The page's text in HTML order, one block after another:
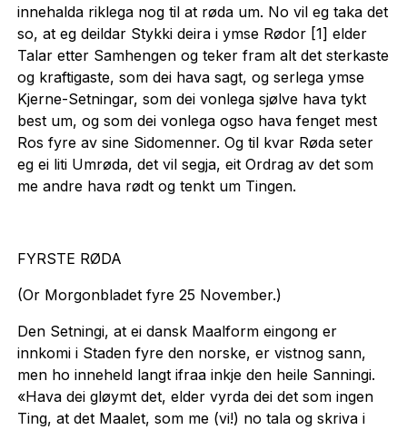
innehalda riklega nog til at røda um. No vil eg taka det
so, at eg deildar Stykki deira i ymse Rødor [1] elder
Talar etter Samhengen og teker fram alt det sterkaste
og kraftigaste, som dei hava sagt, og serlega ymse
Kjerne-Setningar, som dei vonlega sjølve hava tykt
best um, og som dei vonlega ogso hava fenget mest
Ros fyre av sine Sidomenner. Og til kvar Røda seter
eg ei liti Umrøda, det vil segja, eit Ordrag av det som
me andre hava rødt og tenkt um Tingen.
FYRSTE RØDA
(Or Morgonbladet fyre 25 November.)
Den Setningi, at ei dansk Maalform eingong er
innkomi i Staden fyre den norske, er vistnog sann,
men ho inneheld langt ifraa inkje den heile Sanningi.
«Hava dei gløymt det, elder vyrda dei det som ingen
Ting, at det Maalet, som me (vi!) no tala og skriva i